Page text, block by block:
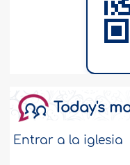
ayudar a
Today's
Entrar a la iglesia